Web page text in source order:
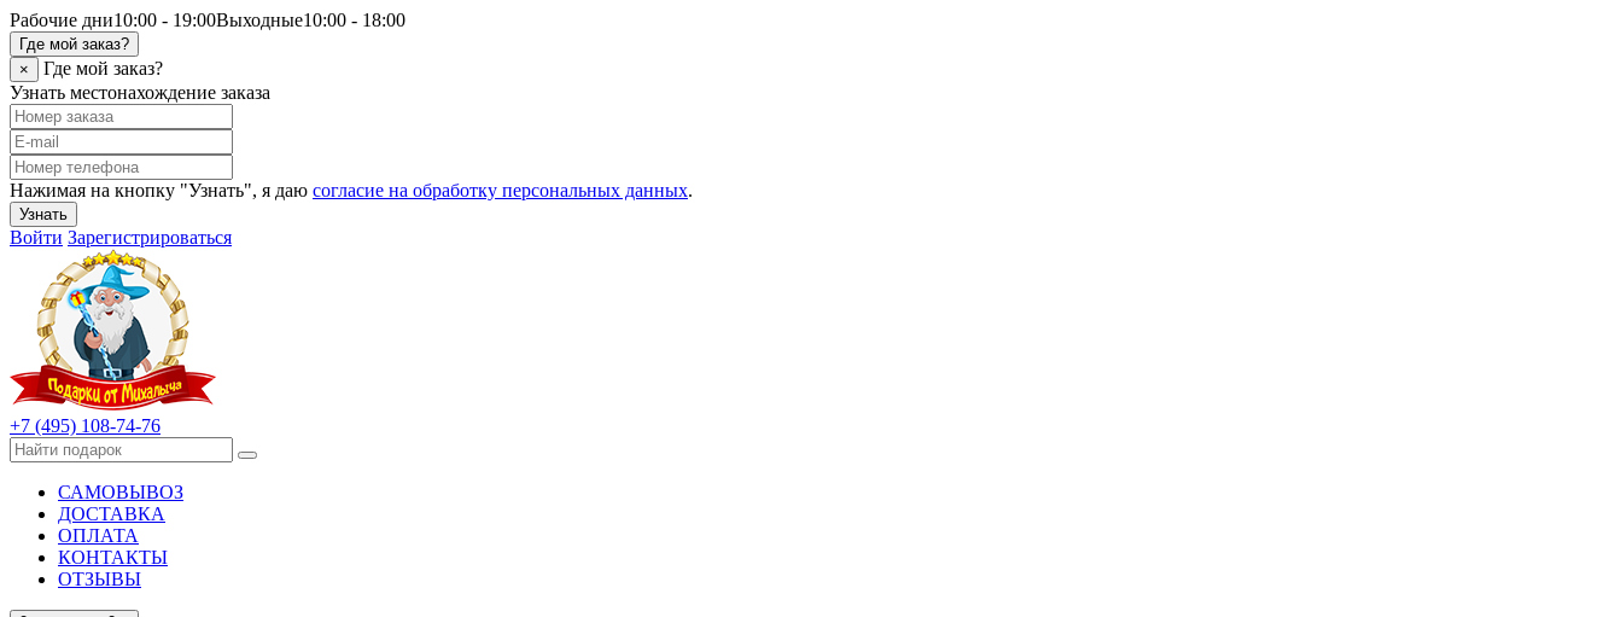
Рабочие дни10:00 - 19:00Выходные10:00 - 18:00
Где мой заказ?
×
Где мой заказ?
Узнать местонахождение заказа
Нажимая на кнопку "Узнать", я даю согласие на обработку персональных данных.
Узнать
Войти Зарегистрироваться
+7 (495) 108-74-76
САМОВЫВОЗ
ДОСТАВКА
ОПЛАТА
КОНТАКТЫ
ОТЗЫВЫ